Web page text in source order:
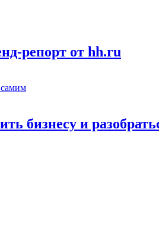
репорт от hh.ru
бизнесу и